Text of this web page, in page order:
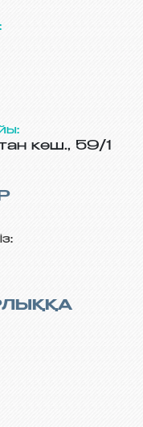
көш., 59/1